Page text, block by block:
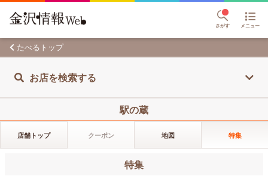
さがす メニュー
たべるトップ
お店を検索する
駅の蔵
店舗トップ クーポン 地図 特集
特集